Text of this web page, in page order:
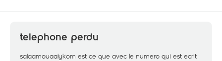
telephone perdu
salaamouaalykom est ce que avec le numero qui est ecrit